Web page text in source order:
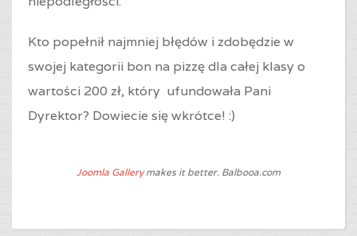
Kto popełnił najmniej błędów i zdobędzie w
swojej kategorii bon na pizzę dla całej klasy o
wartości 200 zł, który ufundowała Pani
Dyrektor? Dowiecie się wkrótce! :)
Joomla Gallerymakes it better. Balbooa.com